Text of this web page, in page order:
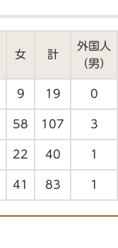
女 計
外国人
（男）
9 19 0
58 107 3
22 40 1
41 83 1